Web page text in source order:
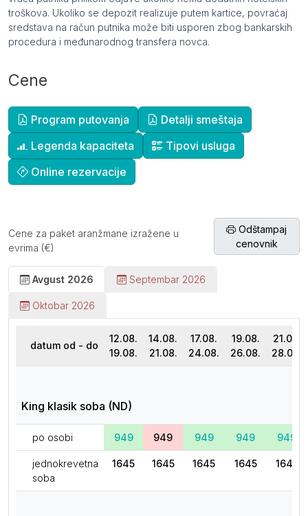
troškova. Ukoliko se depozit realizuje putem kartice, povraćaj
sredstava na račun putnika može biti usporen zbog bankarskih
procedura i međunarodnog transfera novca.
Cene
Cene za paket aranžmane izražene u
evrima (€)
Odštampaj
cenovnik
Avgust 2026 Septembar 2026
Oktobar 2026
datum od - do
12.08.
19.08.
14.08.
21.08.
17.08.
24.08.
19.08.
26.08.
21.08.
28.08.
King klasik soba (ND)
po osobi 949 949 949 949 949
jednokrevetna
soba
1645 1645 1645 1645 1645
Dopunske informacije
Program putovanja
Detalji smeštaja
Legenda kapaciteta
Tipovi usluga
Online rezervacije